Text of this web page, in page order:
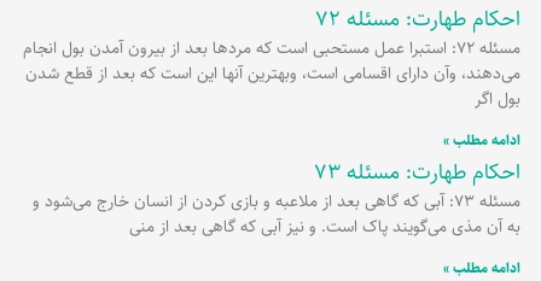
احکام طهارت: مسئله 72
مسئله 72: استبرا عمل مستحبی است که مردها بعد از بیرون آمدن بول انجام
می‌دهند، وآن دارای اقسامی است، وبهترین آنها این است که بعد از قطع شدن
بول اگر
ادامه مطلب »
احکام طهارت: مسئله 73
مسئله 73: آبی که گاهی بعد از ملاعبه و بازی کردن از انسان خارج می‌شود و
به آن مذی می‌گویند پاک است. و نیز آبی که گاهی بعد از منی
ادامه مطلب »